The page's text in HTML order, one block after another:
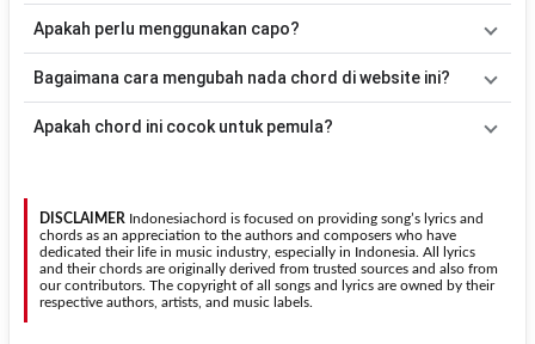
acuan, kamu dapat menggunakan pola
laguO Sensin Ki .
Apakah perlu menggunakan capo?
kunci dasarAm. Jika ingin mengikuti nada asli penyanyi, kamu
sesuai kebutuhan.
Bagaimana cara mengubah nada chord di website ini?
Transpose (bawah)untuk menurunkan nada. Seluruh chord akan
Apakah chord ini cocok untuk pemula?
pemula tanpa menghilangkan struktur dasar lagu.
DISCLAIMER Indonesiachord is focused on providing song’s lyrics and
chords as an appreciation to the authors and composers who have
dedicated their life in music industry, especially in Indonesia. All lyrics
and their chords are originally derived from trusted sources and also from
our contributors. The copyright of all songs and lyrics are owned by their
respective authors, artists, and music labels.